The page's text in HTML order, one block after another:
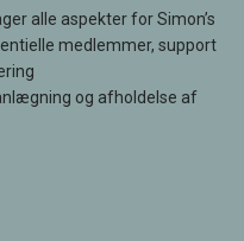
alle aspekter for Simon’s
medlemmer, support
og afholdelse af